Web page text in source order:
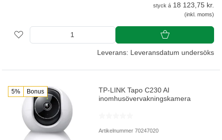
styck á 18 123,75 kr.
(inkl. moms)
Leverans: Leveransdatum undersöks
5% Bonus
TP-LINK Tapo C230 AI
inomhusövervakningskamera
Artikelnummer 70247020